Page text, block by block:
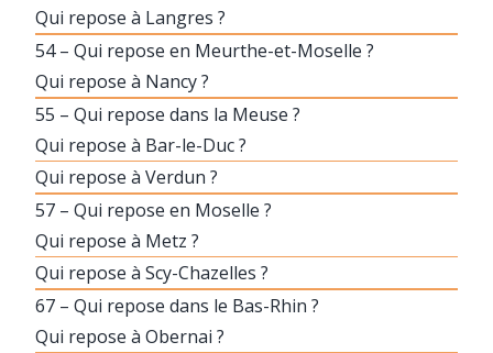
Qui repose à Langres ?
54 – Qui repose en Meurthe-et-Moselle ?
Qui repose à Nancy ?
55 – Qui repose dans la Meuse ?
Qui repose à Bar-le-Duc ?
Qui repose à Verdun ?
57 – Qui repose en Moselle ?
Qui repose à Metz ?
Qui repose à Scy-Chazelles ?
67 – Qui repose dans le Bas-Rhin ?
Qui repose à Obernai ?